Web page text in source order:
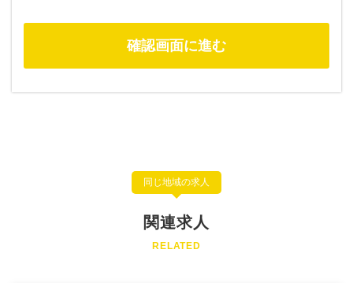
同じ地域の求人
関連求人
RELATED